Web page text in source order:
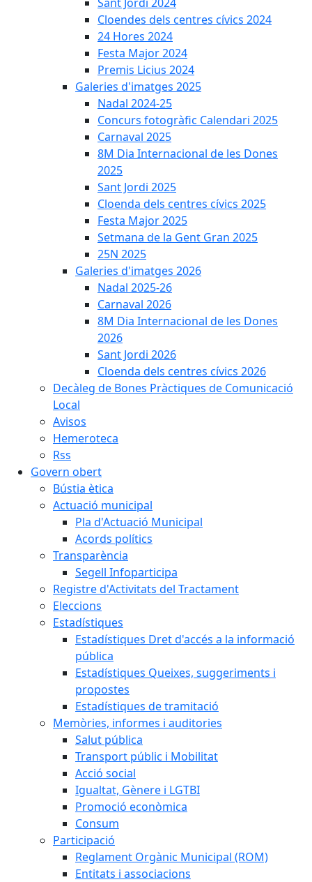
Cloendes dels centres cívics 2024
24 Hores 2024
Festa Major 2024
Premis Licius 2024
Galeries d'imatges 2025
Nadal 2024-25
Concurs fotogràfic Calendari 2025
Carnaval 2025
8M Dia Internacional de les Dones
2025
Sant Jordi 2025
Cloenda dels centres cívics 2025
Festa Major 2025
Setmana de la Gent Gran 2025
25N 2025
Galeries d'imatges 2026
Nadal 2025-26
Carnaval 2026
8M Dia Internacional de les Dones
2026
Sant Jordi 2026
Cloenda dels centres cívics 2026
Decàleg de Bones Pràctiques de Comunicació
Local
Avisos
Hemeroteca
Rss
Govern obert
Bústia ètica
Actuació municipal
Pla d'Actuació Municipal
Acords polítics
Transparència
Segell Infoparticipa
Registre d'Activitats del Tractament
Eleccions
Estadístiques
Estadístiques Dret d'accés a la informació
pública
Estadístiques Queixes, suggeriments i
propostes
Estadístiques de tramitació
Memòries, informes i auditories
Salut pública
Transport públic i Mobilitat
Acció social
Igualtat, Gènere i LGTBI
Promoció econòmica
Consum
Participació
Reglament Orgànic Municipal (ROM)
Entitats i associacions